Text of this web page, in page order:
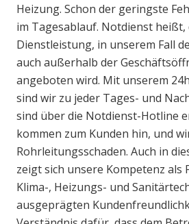
Heizung. Schon der geringste
im Tagesablauf. Notdienst heißt,
Dienstleistung, in unserem Fall
auch außerhalb der
angeboten wird. Mit unserem
sind wir zu jeder Tages- und
sind über die Notdienst-Hotline
kommen zum Kunden hin, und
Rohrleitungsschaden. Auch in
zeigt sich unsere Kompetenz als
Klima-, Heizungs- und
ausgeprägten